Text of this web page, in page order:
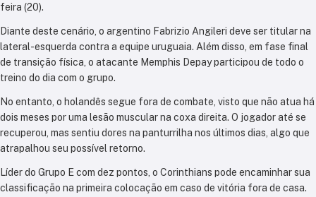
feira (20).
Diante deste cenário, o argentino Fabrizio Angileri deve ser titular na
lateral-esquerda contra a equipe uruguaia. Além disso, em fase final
de transição física, o atacante Memphis Depay participou de todo o
treino do dia com o grupo.
No entanto, o holandês segue fora de combate, visto que não atua há
dois meses por uma lesão muscular na coxa direita. O jogador até se
recuperou, mas sentiu dores na panturrilha nos últimos dias, algo que
atrapalhou seu possível retorno.
Líder do Grupo E com dez pontos, o Corinthians pode encaminhar sua
classificação na primeira colocação em caso de vitória fora de casa.